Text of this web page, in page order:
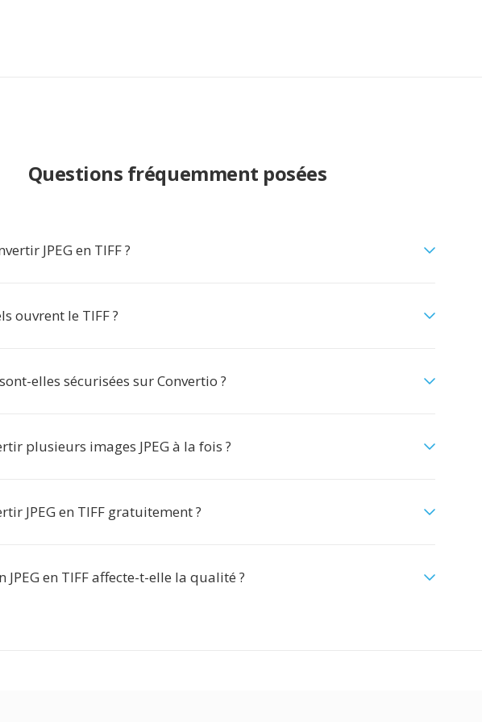
Questions fréquemment posées
JPEG en TIFF ?
ouvrent le TIFF ?
elles sécurisées sur Convertio ?
plusieurs images JPEG à la fois ?
JPEG en TIFF gratuitement ?
JPEG en TIFF affecte-t-elle la qualité ?